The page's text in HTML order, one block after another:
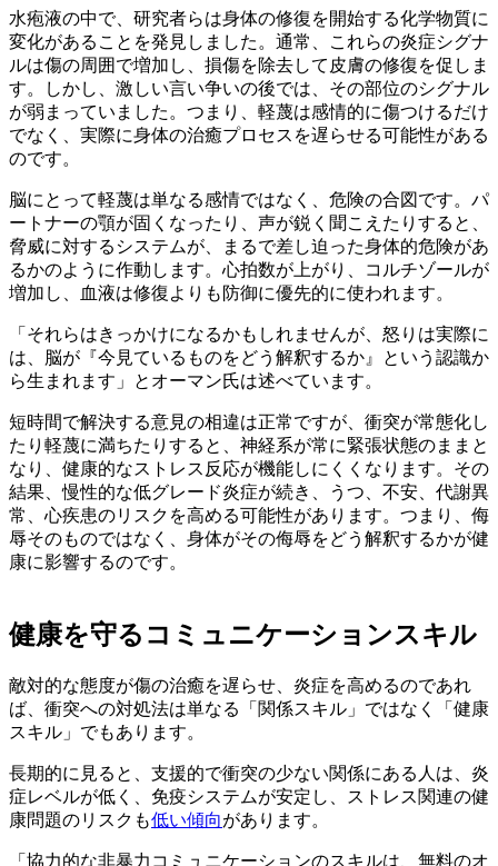
水疱液の中で、研究者らは身体の修復を開始する化学物質に
変化があることを発見しました。通常、これらの炎症シグナ
ルは傷の周囲で増加し、損傷を除去して皮膚の修復を促しま
す。しかし、激しい言い争いの後では、その部位のシグナル
が弱まっていました。つまり、軽蔑は感情的に傷つけるだけ
でなく、実際に身体の治癒プロセスを遅らせる可能性がある
のです。
脳にとって軽蔑は単なる感情ではなく、危険の合図です。パ
ートナーの顎が固くなったり、声が鋭く聞こえたりすると、
脅威に対するシステムが、まるで差し迫った身体的危険があ
るかのように作動します。心拍数が上がり、コルチゾールが
増加し、血液は修復よりも防御に優先的に使われます。
「それらはきっかけになるかもしれませんが、怒りは実際に
は、脳が『今見ているものをどう解釈するか』という認識か
ら生まれます」とオーマン氏は述べています。
短時間で解決する意見の相違は正常ですが、衝突が常態化し
たり軽蔑に満ちたりすると、神経系が常に緊張状態のままと
なり、健康的なストレス反応が機能しにくくなります。その
結果、慢性的な低グレード炎症が続き、うつ、不安、代謝異
常、心疾患のリスクを高める可能性があります。つまり、侮
辱そのものではなく、身体がその侮辱をどう解釈するかが健
康に影響するのです。
健康を守るコミュニケーションスキル
敵対的な態度が傷の治癒を遅らせ、炎症を高めるのであれ
ば、衝突への対処法は単なる「関係スキル」ではなく「健康
スキル」でもあります。
長期的に見ると、支援的で衝突の少ない関係にある人は、炎
症レベルが低く、免疫システムが安定し、ストレス関連の健
康問題のリスクも低い傾向があります。
「協力的な非暴力コミュニケーションのスキルは、無料のオ